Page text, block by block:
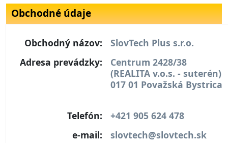
Obchodné údaje
Obchodný názov:
SlovTech Plus s.r.o.
Adresa prevádzky:
Centrum 2428/38
(REALITA v.o.s. - suterén)
017 01 Považská Bystrica
Telefón:
+421 905 624 478
e-mail:
slovtech@slovtech.sk